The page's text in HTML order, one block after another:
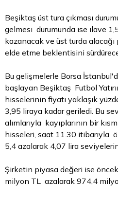
Beşiktaş üst tura çıkması
gelmesi durumunda ise ilave
kazanacak ve üst turda
elde etme beklentisini
Bu gelişmelerle Borsa
başlayan Beşiktaş Futbol
hisselerinin fiyatı yaklaşık
3,95 liraya kadar geriledi. Bu
alımlarıyla kayıplarının bir
hisseleri, saat 11.30 itibarıyla
5,4 azalarak 4,07 lira
Şirketin piyasa değeri ise
milyon TL azalarak 974,4